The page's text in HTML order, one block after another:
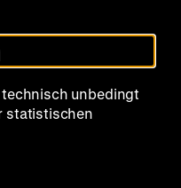
Museum
unbedingt
statistischen